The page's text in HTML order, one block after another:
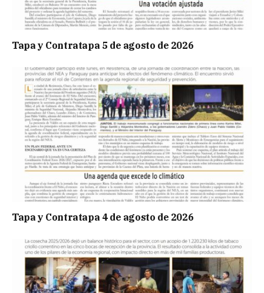
Tapa y Contratapa 5 de agosto de 2026
Tapa y Contratapa 4 de agosto de 2026